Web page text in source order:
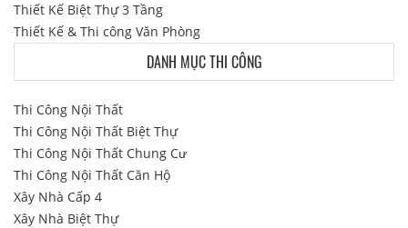
Thiết Kế Biệt Thự 3 Tầng
Thiết Kế & Thi công Văn Phòng
DANH MỤC THI CÔNG
Thi Công Nội Thất
Thi Công Nội Thất Biệt Thự
Thi Công Nội Thất Chung Cư
Thi Công Nội Thất Căn Hộ
Xây Nhà Cấp 4
Xây Nhà Biệt Thự